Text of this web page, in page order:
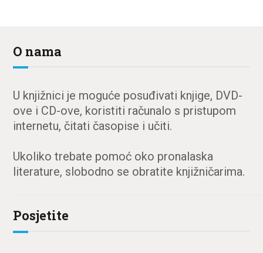
O nama
U knjižnici je moguće posuđivati knjige, DVD-
ove i CD-ove, koristiti računalo s pristupom
internetu, čitati časopise i učiti.
Ukoliko trebate pomoć oko pronalaska
literature, slobodno se obratite knjižničarima.
Posjetite